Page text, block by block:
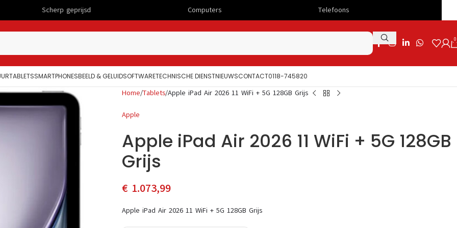
0
TABLETSSMARTPHONESBEELD & GELUIDSOFTWARETECHNISCHE DIENSTNIEUWSCONTACT0118-745820
Home Tablets Apple iPad Air 2026 11 WiFi + 5G 128GB Grijs
Apple
Apple iPad Air 2026 11 WiFi + 5G 128GB
Grijs
€ 1.073,99
Apple iPad Air 2026 11 WiFi + 5G 128GB Grijs